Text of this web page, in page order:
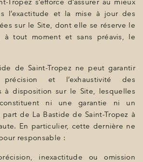
Tropez s’efforce d’assurer au mieux
l’exactitude et la mise à jour des
sur le Site, dont elle se réserve le
à tout moment et sans préavis, le
de Saint-Tropez ne peut garantir
précision et l’exhaustivité des
à disposition sur le Site, lesquelles
ni une garantie ni un
de La Bastide de Saint-Tropez à
En particulier, cette dernière ne
responsable :
inexactitude ou omission